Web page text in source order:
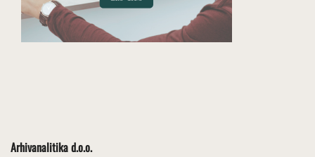
Arhivanalitika d.o.o.